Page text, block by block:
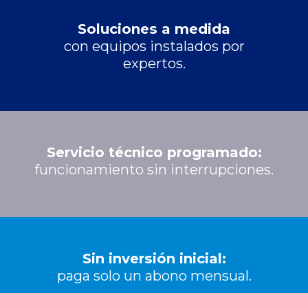
Soluciones a medida
con equipos instalados por
expertos.
Servicio técnico programado:
funcionamiento sin interrupciones.
Sin inversión inicial:
paga solo un abono mensual.